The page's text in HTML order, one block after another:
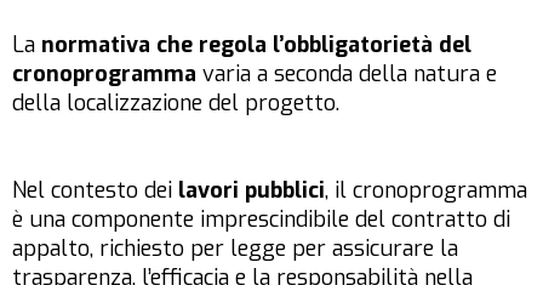
La normativa che regola l’obbligatorietà del
cronoprogramma varia a seconda della natura e
della localizzazione del progetto.
Nel contesto dei lavori pubblici, il cronoprogramma
è una componente imprescindibile del contratto di
appalto, richiesto per legge per assicurare la
trasparenza, l’efficacia e la responsabilità nella